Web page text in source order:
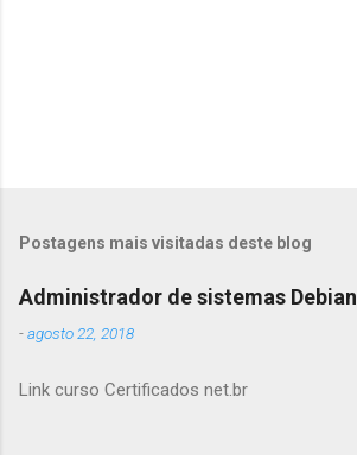
Postagens mais visitadas deste blog
Administrador de sistemas Debian
-agosto 22, 2018
Link curso Certificados net.br